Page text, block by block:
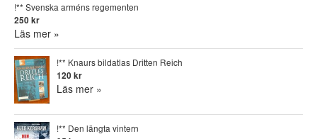
!** Svenska arméns regementen
250 kr
Läs mer »
!** Knaurs bildatlas Dritten Reich
120 kr
Läs mer »
!** Den längta vintern